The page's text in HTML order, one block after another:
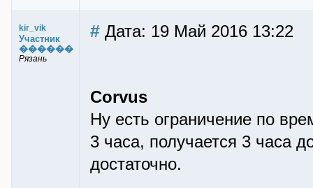
kir_vik
Участник
������
Рязань
# Дата: 19 Май 2016 13:22
Corvus
Ну есть ограничение по
3 часа, получается 3 часа
достаточно.